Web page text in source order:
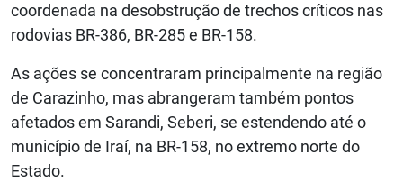
coordenada na desobstrução de trechos críticos nas
rodovias BR-386, BR-285 e BR-158.
As ações se concentraram principalmente na região
de Carazinho, mas abrangeram também pontos
afetados em Sarandi, Seberi, se estendendo até o
município de Iraí, na BR-158, no extremo norte do
Estado.